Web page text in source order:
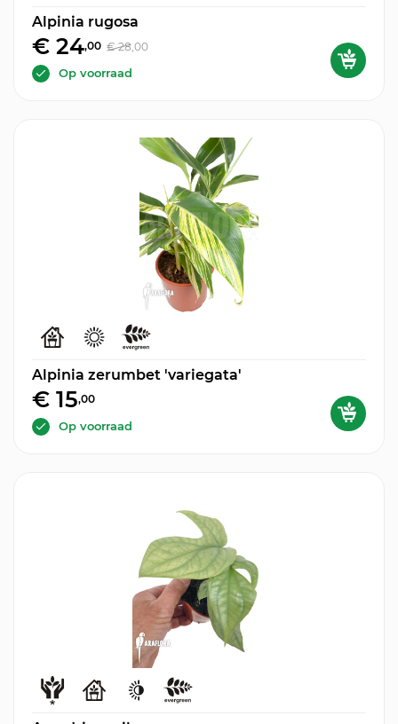
Alpinia rugosa
€ 24,00 € 28,00
Op voorraad
Alpinia zerumbet 'variegata'
€ 15,00
Op voorraad